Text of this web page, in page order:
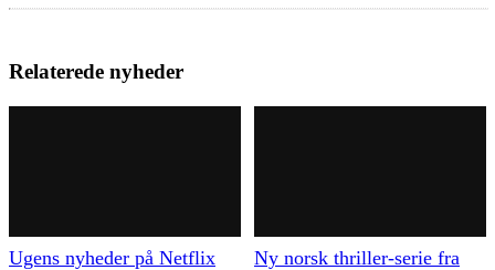
Relaterede nyheder
Ugens nyheder på Netflix
Ny norsk thriller-serie fra